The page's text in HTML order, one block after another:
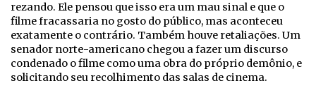
rezando. Ele pensou que isso era um mau sinal e que o
filme fracassaria no gosto do público, mas aconteceu
exatamente o contrário. Também houve retaliações. Um
senador norte-americano chegou a fazer um discurso
condenado o filme como uma obra do próprio demônio, e
solicitando seu recolhimento das salas de cinema.